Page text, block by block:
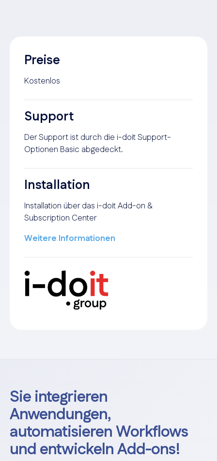
Preise
Kostenlos
Support
Der Support ist durch die i-doit Support-
Optionen Basic abgedeckt.
Installation
Installation über das i-doit Add-on &
Subscription Center
Weitere Informationen
Sie integrieren
Anwendungen,
automatisieren Workflows
und entwickeln Add-ons!